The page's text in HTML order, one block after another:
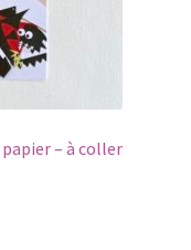
– à coller